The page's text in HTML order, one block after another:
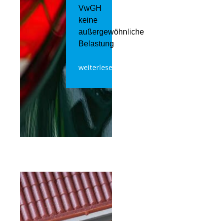
VwGH
keine
außergewöhnliche
Belastung
weiterlesen